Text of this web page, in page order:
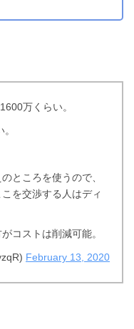
万くらい。
ところを使うので、
を交渉する人はディ
コストは削減可能。
February 13, 2020